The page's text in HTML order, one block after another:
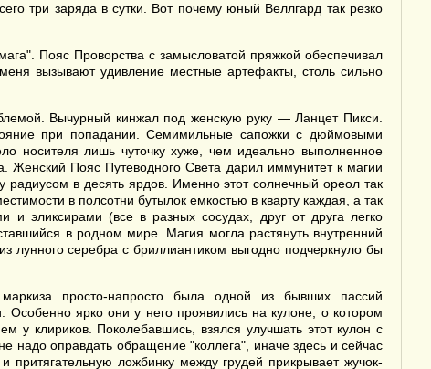
три заряда в сутки. Вот почему юный Веллгард так резко
Пояс Проворства с замысловатой пряжкой обеспечивал
вызывают удивление местные артефакты, столь сильно
Вычурный кинжал под женскую руку — Ланцет Пикси.
при попадании. Семимильные сапожки с дюймовыми
носителя лишь чуточку хуже, чем идеально выполненное
Пояс Путеводного Света дарил иммунитет к магии
радиусом в десять ярдов. Именно этот солнечный ореол так
в полсотни бутылок емкостью в кварту каждая, а так
эликсирами (все в разных сосудах, друг от друга легко
в родном мире. Магия могла растянуть внутренний
серебра с бриллиантиком выгодно подчеркнуло бы
просто-напросто была одной из бывших пассий
ярко они у него проявились на кулоне, о котором
у клириков. Поколебавшись, взялся улучшать этот кулон с
оправдать обращение "коллега", иначе здесь и сейчас
ложбинку между грудей прикрывает жучок-